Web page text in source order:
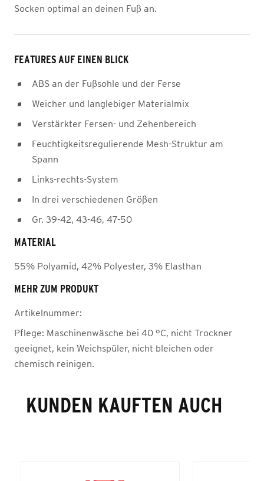
Socken optimal an deinen Fuß an.
FEATURES AUF EINEN BLICK
ABS an der Fußsohle und der Ferse
Weicher und langlebiger Materialmix
Verstärkter Fersen- und Zehenbereich
Feuchtigkeitsregulierende Mesh-Struktur am
Spann
Links-rechts-System
In drei verschiedenen Größen
Gr. 39-42, 43-46, 47-50
MATERIAL
55% Polyamid, 42% Polyester, 3% Elasthan
MEHR ZUM PRODUKT
Artikelnummer:
Pflege: Maschinenwäsche bei 40 °C, nicht Trockner
geeignet, kein Weichspüler, nicht bleichen oder
chemisch reinigen.
KUNDEN KAUFTEN AUCH